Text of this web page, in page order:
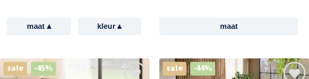
maat ▴ kleur▴ maat
sale -45% sale -44%